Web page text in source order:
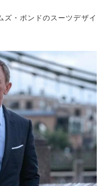
ズ・ボンドのスーツデザイ